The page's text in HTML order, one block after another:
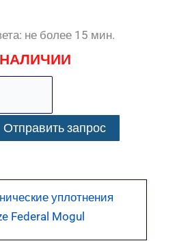
не более 15 мин.
Отправить запрос
уплотнения
Federal Mogul